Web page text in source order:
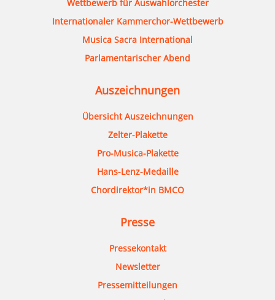
Wettbewerb für Auswahlorchester
Internationaler Kammerchor-Wettbewerb
Musica Sacra International
Parlamentarischer Abend
Auszeichnungen
Übersicht Auszeichnungen
Zelter-Plakette
Pro-Musica-Plakette
Hans-Lenz-Medaille
Chordirektor*in BMCO
Presse
Pressekontakt
Newsletter
Pressemitteilungen